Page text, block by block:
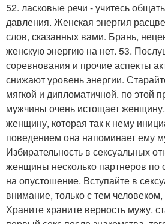
52. ласковые речи - учитесь
давления. Женская энергия
слов, сказанных вами. Брань,
женскую энергию на нет. 53.
соревнования и прочие аспекты
снижают уровень энергии.
мягкой и дипломатичной. по этой
мужчины очень истощает
женщину, которая так к нему
поведением она напоминает ему
Избирательность в сексуальных
женщины несколько партнеров по
на опустошение. Вступайте в
внимание, только с тем
Храните храните верность мужу.